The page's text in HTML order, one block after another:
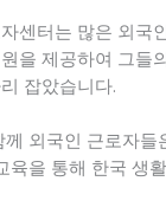
센터는 많은 외국
을 제공하여 그들
잡았습니다.
외국인 근로자들
육을 통해 한국 생